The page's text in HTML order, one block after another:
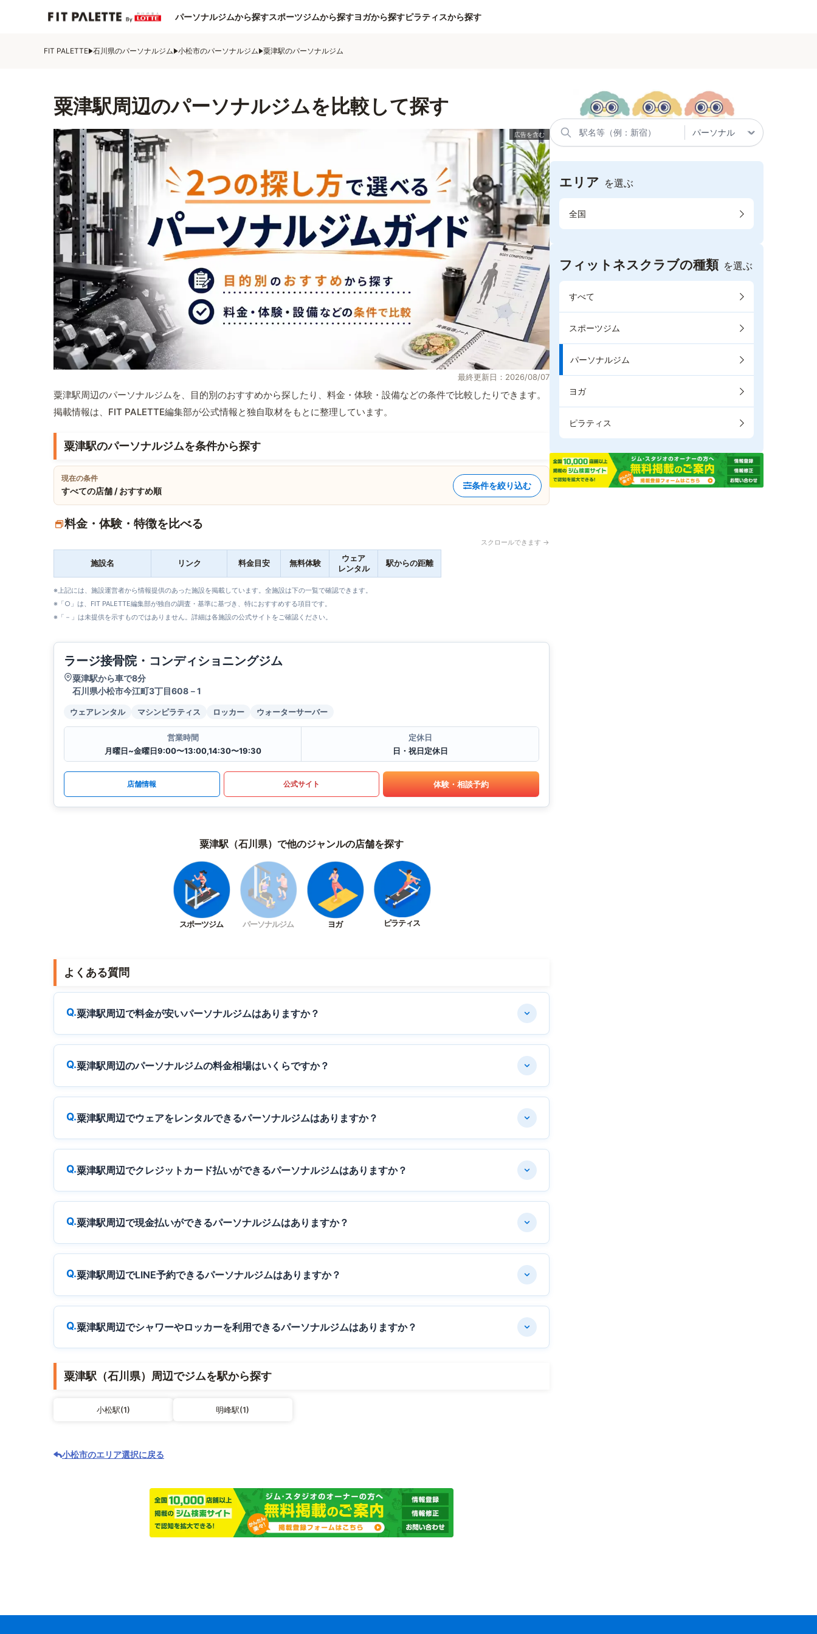
パーソナルジムから探すスポーツジムから探すヨガから探すピラティスから探す
FIT PALETTE 石川県のパーソナルジム 小松市のパーソナルジム 粟津駅のパーソナルジム
粟津駅周辺のパーソナルジムを比較して探す
最終更新日：2026/08/07
粟津駅周辺のパーソナルジムを、目的別のおすすめから探したり、料金・体験・設備などの条件で比較したりできます。
掲載情報は、FIT PALETTE編集部が公式情報と独自取材をもとに整理しています。
粟津駅のパーソナルジムを条件から探す
現在の条件
すべての店舗 / おすすめ順
条件を絞り込む
料金・体験・特徴を比べる
スクロールできます →
施設名 リンク 料金目安 無料体験
ウェア
レンタル
駅からの距離
※上記には、施設運営者から情報提供のあった施設を掲載しています。全施設は下の一覧で確認できます。
※「○」は、FIT PALETTE編集部が独自の調査・基準に基づき、特におすすめする項目です。
※「－」は未提供を示すものではありません。詳細は各施設の公式サイトをご確認ください。
ラージ接骨院・コンディショニングジム
粟津駅から車で8分
石川県小松市今江町3丁目608－1
ウェアレンタル マシンピラティス ロッカー ウォーターサーバー
営業時間
月曜日~金曜日9:00〜13:00,14:30〜19:30
定休日
日・祝日定休日
店舗情報 公式サイト 体験・相談予約
粟津駅（石川県）で他のジャンルの店舗を探す
スポーツジム パーソナルジム ヨガ ピラティス
よくある質問
粟津駅周辺で料金が安いパーソナルジムはありますか？
粟津駅周辺のパーソナルジムの料金相場はいくらですか？
粟津駅周辺でウェアをレンタルできるパーソナルジムはありますか？
粟津駅周辺でクレジットカード払いができるパーソナルジムはありますか？
粟津駅周辺で現金払いができるパーソナルジムはありますか？
粟津駅周辺でLINE予約できるパーソナルジムはありますか？
粟津駅周辺でシャワーやロッカーを利用できるパーソナルジムはありますか？
粟津駅（石川県）周辺でジムを駅から探す
小松駅(1) 明峰駅(1)
小松市のエリア選択に戻る
エリア を選ぶ
全国
フィットネスクラブの種類 を選ぶ
すべて
スポーツジム
パーソナルジム
ヨガ
ピラティス